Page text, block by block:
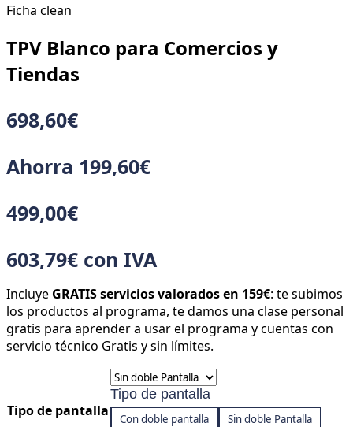
Ficha clean
TPV Blanco para Comercios y
Tiendas
698,60€
Ahorra 199,60€
499,00€
603,79€ con IVA
Incluye GRATISservicios valorados en 159€: te subimos
los productos al programa, te damos una clase personal
gratis para aprender a usar el programa y cuentas con
servicio técnico Gratis y sin límites.
Tipo de pantalla
Tipo de pantalla
Con doble pantalla Sin doble Pantalla